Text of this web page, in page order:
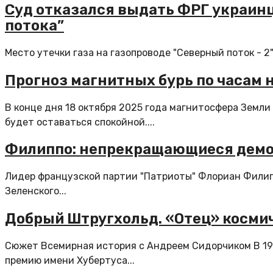
Суд отказался выдать ФРГ
потока”
Место утечки газа на газопроводе "Северный поток
Прогноз магнитных бурь по часам
В конце дня 18 октября 2025 года магнитосфера
будет оставаться спокойной....
Филиппо: непрекращающиеся
Лидер французской партии "Патриоты" Флориан
Зеленского...
Добрый Штругхольд. «Отец»
Сюжет Всемирная история с Андреем Сидорчиком В
премию имени Хубертуса...